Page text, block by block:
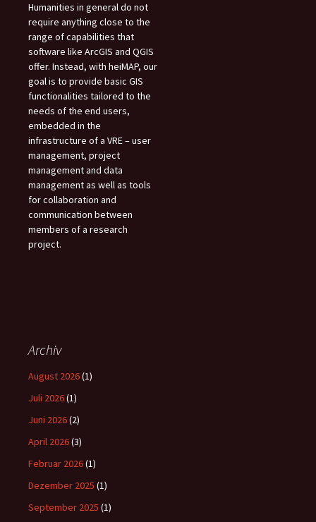
Humanities in general do not
require anything close to the
range of capabilities that
software like ArcGIS and QGIS
offer. Instead, with heiMAP, our
goal is to provide basic GIS
functionalities tailored to the
needs of the end users,
embedded in the
infrastructure of a VRE – user
management, project
management and data
management as well as tools
for collaboration and
communication between
members of a research
project.
Archiv
August 2026(1)
Juli 2026(1)
Juni 2026(2)
April 2026(3)
Februar 2026(1)
Dezember 2025 (1)
September 2025 (1)